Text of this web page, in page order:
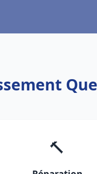
🔨